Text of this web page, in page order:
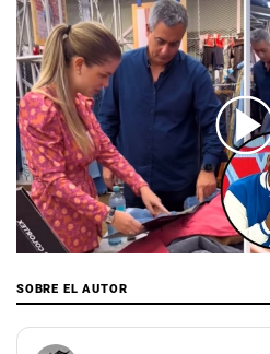
00:00/02:13
SOBRE EL AUTOR